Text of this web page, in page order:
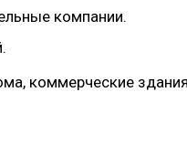
компании.
коммерческие